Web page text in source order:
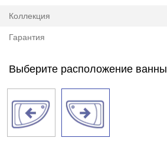
Коллекция
Гарантия
Выберите расположение ванны